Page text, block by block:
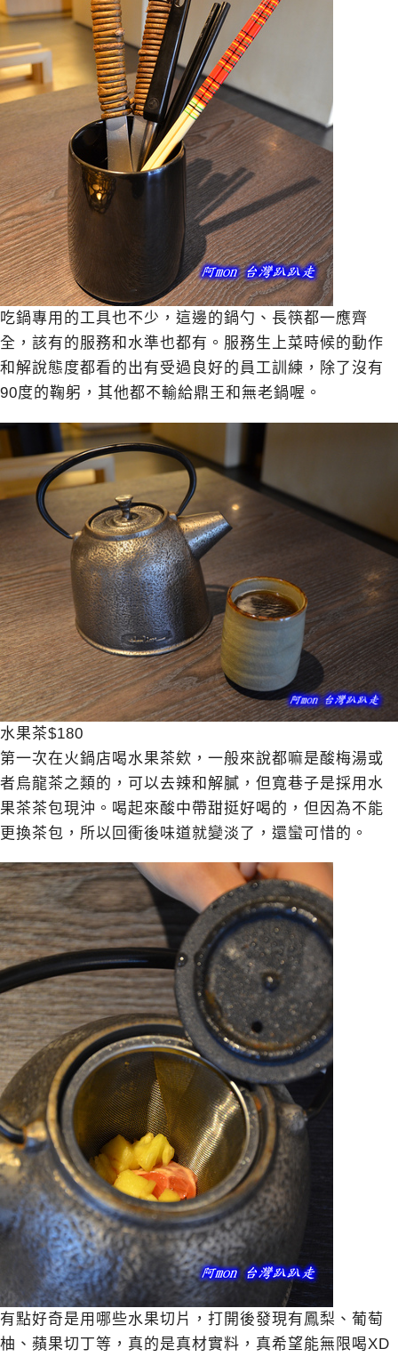
吃鍋專用的工具也不少，這邊的鍋勺、長筷都一應齊
全，該有的服務和水準也都有。服務生上菜時候的動作
和解說態度都看的出有受過良好的員工訓練，除了沒有
90度的鞠躬，其他都不輸給鼎王和無老鍋喔。
水果茶$180
第一次在火鍋店喝水果茶欸，一般來說都嘛是酸梅湯或
者烏龍茶之類的，可以去辣和解膩，但寬巷子是採用水
果茶茶包現沖。喝起來酸中帶甜挺好喝的，但因為不能
更換茶包，所以回衝後味道就變淡了，還蠻可惜的。
有點好奇是用哪些水果切片，打開後發現有鳳梨、葡萄
柚、蘋果切丁等，真的是真材實料，真希望能無限喝XD